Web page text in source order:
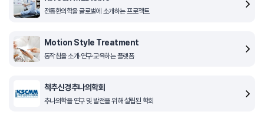
전통한의학을 글로벌에 소개하는 프로젝트
Motion Style Treatment
동작침을 소개·연구·교육하는 플랫폼
척추신경추나의학회
추나의학을 연구 및 발전을 위해 설립된 학회